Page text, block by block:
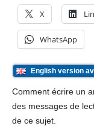
X
WhatsApp
English version
Comment écrire un
des messages de
de ce sujet.